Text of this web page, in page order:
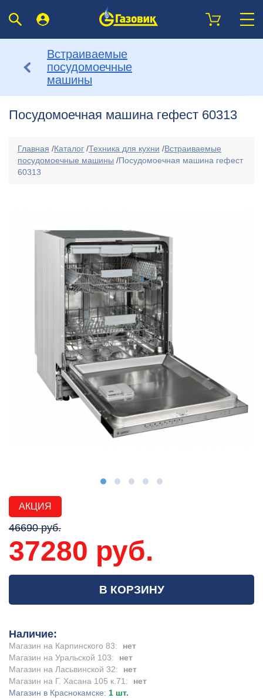
Встраиваемые
посудомоечные
машины
Посудомоечная машина гефест 60313
Главная /Каталог /Техника для кухни /Встраиваемые
посудомоечные машины /Посудомоечная машина гефест
60313
АКЦИЯ
46690 руб.
37280 руб.
В КОРЗИНУ
Наличие:
Магазин на Карпинского 83:
нет
Магазин на Уральской 103:
нет
Магазин на Ласьвинской 32:
нет
Магазин на Г. Хасана 105 к.71:
нет
Магазин в Краснокамске: 1 шт.